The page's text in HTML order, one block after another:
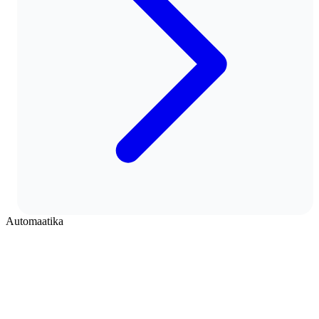
Automaatika